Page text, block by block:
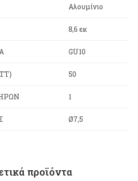
Αλουμίνιο
8,6 εκ
GU10
50
1
Ø7,5
προϊόντα